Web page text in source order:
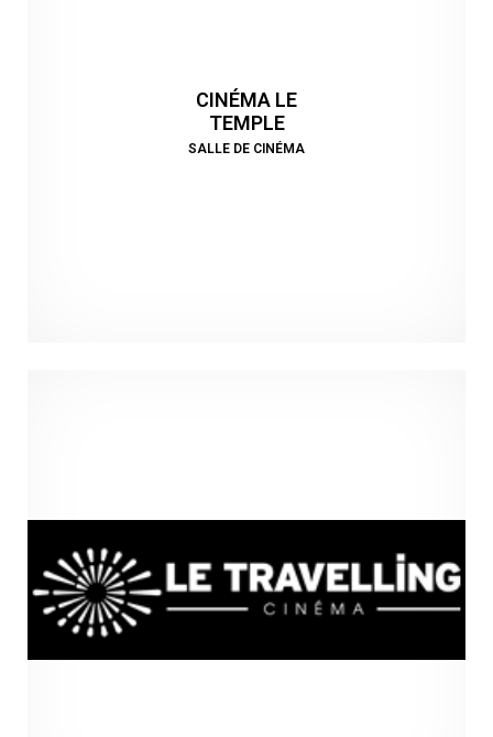
CINÉMA LE
TEMPLE
SALLE DE CINÉMA